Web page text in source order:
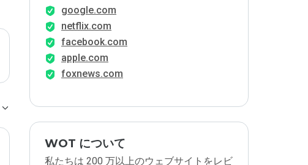
google.com
netflix.com
facebook.com
apple.com
foxnews.com
WOT について
私たちは 200 万以上のウェブサイトをレビ